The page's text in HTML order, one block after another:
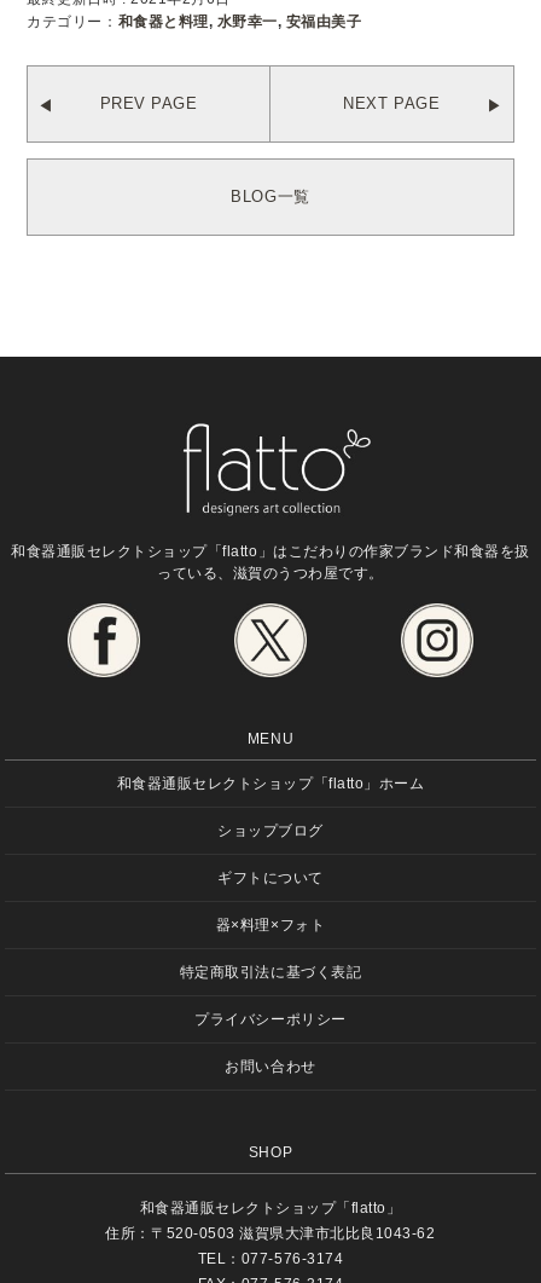
カテゴリー： 和食器と料理, 水野幸一, 安福由美子
PREV PAGE NEXT PAGE
BLOG一覧
和食器通販セレクトショップ「flatto」は こだわりの作家ブランド和食器を扱
っている、滋賀のうつわ屋です。
MENU
和食器通販セレクトショップ「flatto」ホーム
ショップブログ
ギフトについて
器×料理×フォト
特定商取引法に基づく表記
プライバシーポリシー
お問い合わせ
SHOP
和食器通販セレクトショップ「flatto」
住所：〒520-0503 滋賀県大津市北比良1043-62
TEL：077-576-3174